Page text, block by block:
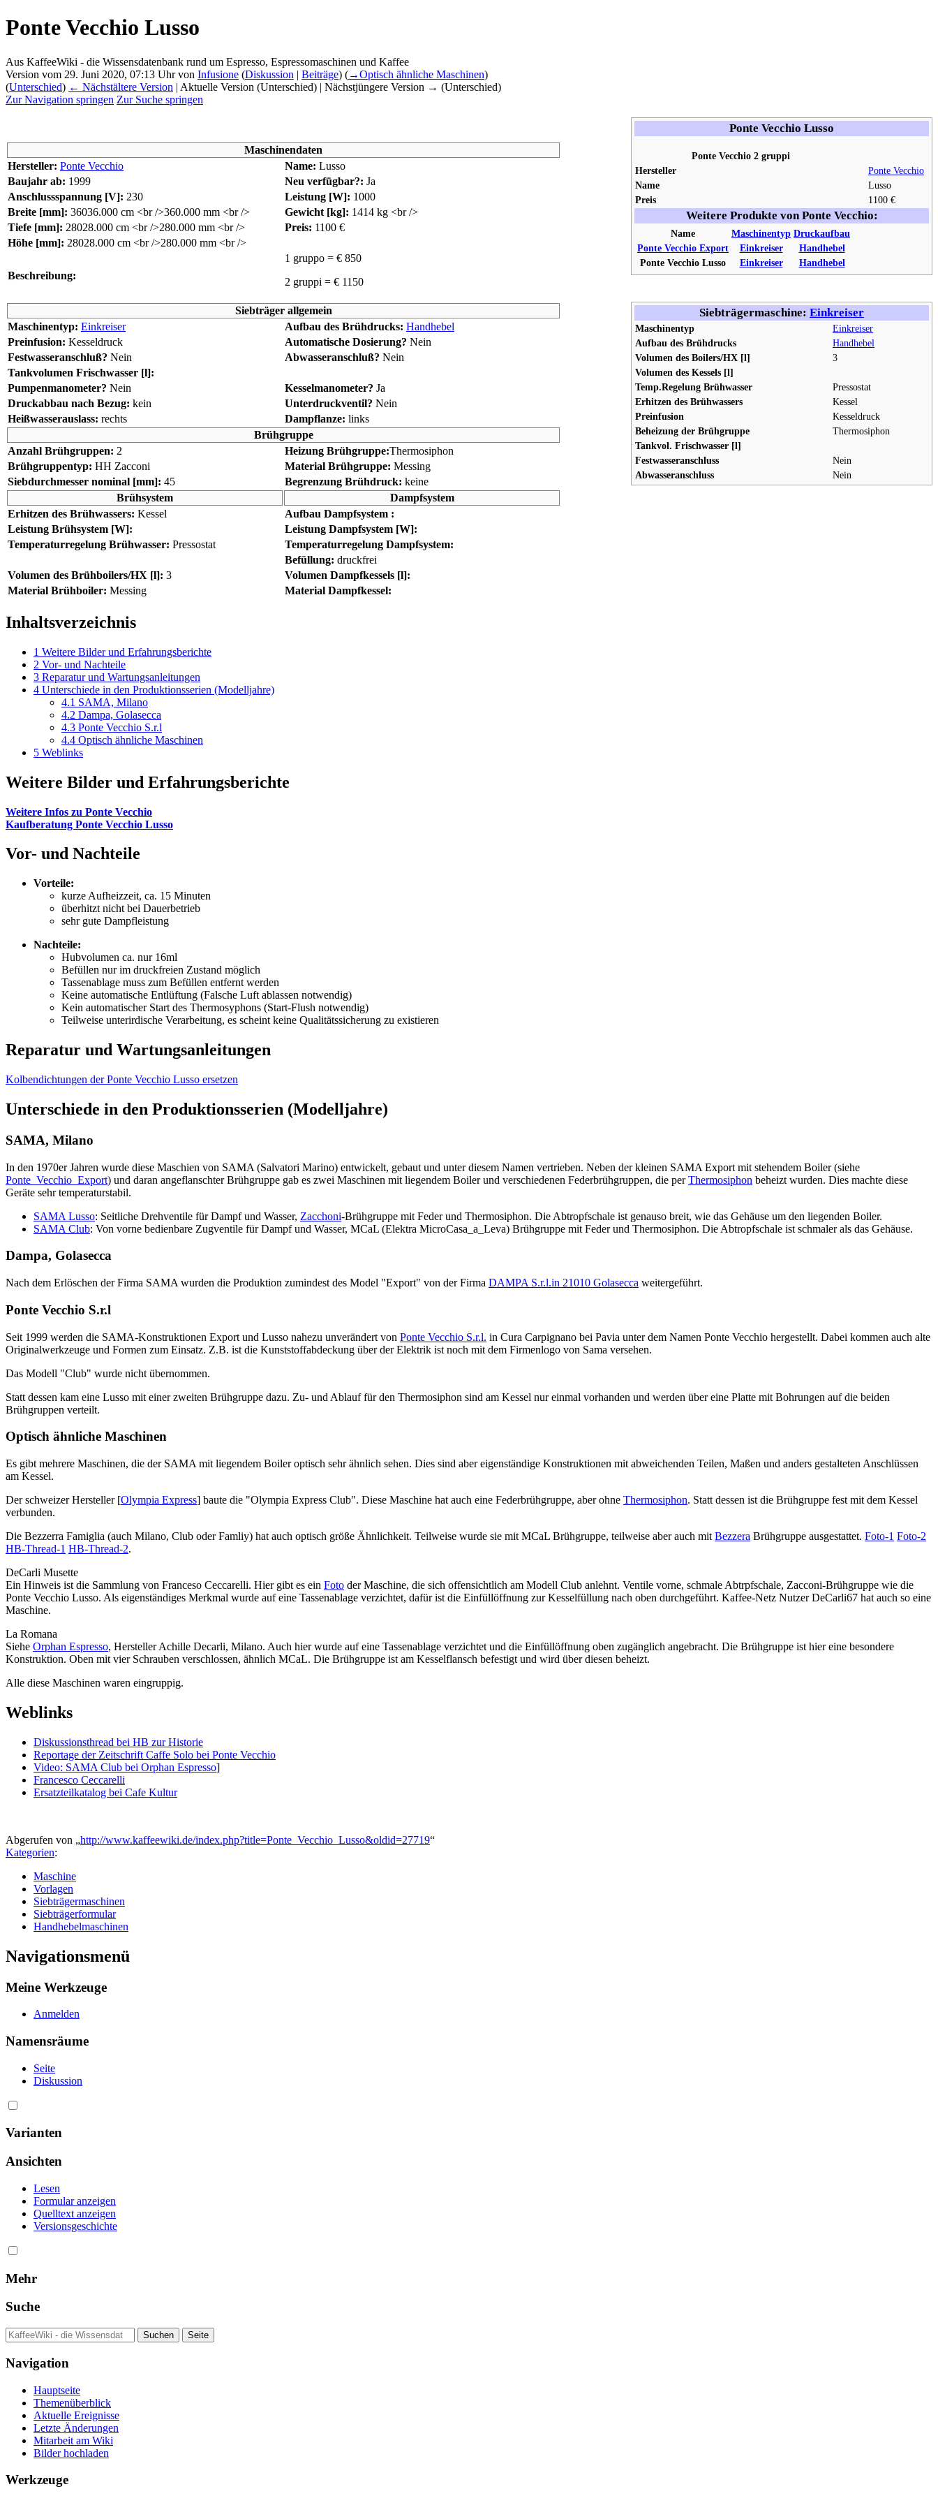
Ponte Vecchio Lusso
Aus KaffeeWiki - die Wissensdatenbank rund um Espresso, Espressomaschinen und Kaffee
Version vom 29. Juni 2020, 07:13 Uhr von Infusione (Diskussion | Beiträge) (→‎Optisch ähnliche Maschinen)
(Unterschied) ← Nächstältere Version | Aktuelle Version (Unterschied) | Nächstjüngere Version → (Unterschied)
Zur Navigation springen Zur Suche springen
Ponte Vecchio Lusso
Ponte Vecchio 2 gruppi
Hersteller
Ponte Vecchio
Name
Lusso
Preis
1100 €
Weitere Produkte von Ponte Vecchio:
Name Maschinentyp Druckaufbau
Ponte Vecchio Export
Einkreiser
Handhebel
Ponte Vecchio Lusso
Einkreiser Handhebel
Maschinendaten
Hersteller: Ponte Vecchio Name: Lusso
Baujahr ab: 1999 Neu verfügbar?: Ja
Anschlussspannung [V]: 230 Leistung [W]: 1000
Breite [mm]: 36036.000 cm <br />360.000 mm <br /> Gewicht [kg]: 1414 kg <br />
Tiefe [mm]: 28028.000 cm <br />280.000 mm <br /> Preis: 1100 €
Höhe [mm]: 28028.000 cm <br />280.000 mm <br />
Beschreibung:
1 gruppo = € 850
2 gruppi = € 1150
Siebträgermaschine: Einkreiser
Maschinentyp
Einkreiser
Aufbau des Brühdrucks
Handhebel
Volumen des Boilers/HX [l]
3
Volumen des Kessels [l]
Temp.Regelung Brühwasser
Pressostat
Erhitzen des Brühwassers
Kessel
Preinfusion
Kesseldruck
Beheizung der Brühgruppe
Thermosiphon
Tankvol. Frischwasser [l]
Festwasseranschluss
Nein
Abwasseranschluss
Nein
Siebträger allgemein
Maschinentyp: Einkreiser Aufbau des Brühdrucks: Handhebel
Preinfusion: Kesseldruck Automatische Dosierung? Nein
Festwasseranschluß? Nein Abwasseranschluß? Nein
Tankvolumen Frischwasser [l]:
Pumpenmanometer? Nein Kesselmanometer? Ja
Druckabbau nach Bezug: kein Unterdruckventil? Nein
Heißwasserauslass: rechts Dampflanze: links
Brühgruppe
Anzahl Brühgruppen: 2 Heizung Brühgruppe:Thermosiphon
Brühgruppentyp: HH Zacconi Material Brühgruppe: Messing
Siebdurchmesser nominal [mm]: 45 Begrenzung Brühdruck: keine
Brühsystem
Dampfsystem
Erhitzen des Brühwassers: Kessel
Aufbau Dampfsystem :
Leistung Brühsystem [W]:
Leistung Dampfsystem [W]:
Temperaturregelung Brühwasser: Pressostat
Temperaturregelung Dampfsystem:
Befüllung: druckfrei
Volumen des Brühboilers/HX [l]: 3
Volumen Dampfkessels [l]:
Material Brühboiler: Messing Material Dampfkessel:
Inhaltsverzeichnis
1 Weitere Bilder und Erfahrungsberichte
2 Vor- und Nachteile
3 Reparatur und Wartungsanleitungen
4 Unterschiede in den Produktionsserien (Modelljahre)
4.1 SAMA, Milano
4.2 Dampa, Golasecca
4.3 Ponte Vecchio S.r.l
4.4 Optisch ähnliche Maschinen
5 Weblinks
Weitere Bilder und Erfahrungsberichte
Weitere Infos zu Ponte Vecchio
Kaufberatung Ponte Vecchio Lusso
Vor- und Nachteile
Vorteile:
kurze Aufheizzeit, ca. 15 Minuten
überhitzt nicht bei Dauerbetrieb
sehr gute Dampfleistung
Nachteile:
Hubvolumen ca. nur 16ml
Befüllen nur im druckfreien Zustand möglich
Tassenablage muss zum Befüllen entfernt werden
Keine automatische Entlüftung (Falsche Luft ablassen notwendig)
Kein automatischer Start des Thermosyphons (Start-Flush notwendig)
Teilweise unterirdische Verarbeitung, es scheint keine Qualitätssicherung zu existieren
Reparatur und Wartungsanleitungen
Kolbendichtungen der Ponte Vecchio Lusso ersetzen
Unterschiede in den Produktionsserien (Modelljahre)
SAMA, Milano
In den 1970er Jahren wurde diese Maschien von SAMA (Salvatori Marino) entwickelt, gebaut und unter diesem Namen vertrieben. Neben der kleinen SAMA Export mit stehendem Boiler (siehe
Ponte_Vecchio_Export) und daran angeflanschter Brühgruppe gab es zwei Maschinen mit liegendem Boiler und verschiedenen Federbrühgruppen, die perThermosiphon beheizt wurden. Dies machte diese
Geräte sehr temperaturstabil.
SAMA Lusso: Seitliche Drehventile für Dampf und Wasser, Zacchoni-Brühgruppe mit Feder und Thermosiphon. Die Abtropfschale ist genauso breit, wie das Gehäuse um den liegenden Boiler.
SAMA Club: Von vorne bedienbare Zugventile für Dampf und Wasser, MCaL (Elektra MicroCasa_a_Leva) Brühgruppe mit Feder und Thermosiphon. Die Abtropfschale ist schmaler als das Gehäuse.
Dampa, Golasecca
Nach dem Erlöschen der Firma SAMA wurden die Produktion zumindest des Model "Export" von der Firma DAMPA S.r.l.in 21010 Golasecca weitergeführt.
Ponte Vecchio S.r.l
Seit 1999 werden die SAMA-Konstruktionen Export und Lusso nahezu unverändert von Ponte Vecchio S.r.l. in Cura Carpignano bei Pavia unter dem Namen Ponte Vecchio hergestellt. Dabei kommen auch alte
Originalwerkzeuge und Formen zum Einsatz. Z.B. ist die Kunststoffabdeckung über der Elektrik ist noch mit dem Firmenlogo von Sama versehen.
Das Modell "Club" wurde nicht übernommen.
Statt dessen kam eine Lusso mit einer zweiten Brühgruppe dazu. Zu- und Ablauf für den Thermosiphon sind am Kessel nur einmal vorhanden und werden über eine Platte mit Bohrungen auf die beiden
Brühgruppen verteilt.
Optisch ähnliche Maschinen
Es gibt mehrere Maschinen, die der SAMA mit liegendem Boiler optisch sehr ähnlich sehen. Dies sind aber eigenständige Konstruktionen mit abweichenden Teilen, Maßen und anders gestalteten Anschlüssen
am Kessel.
Der schweizer Hersteller [Olympia Express] baute die "Olympia Express Club". Diese Maschine hat auch eine Federbrühgruppe, aber ohne Thermosiphon. Statt dessen ist die Brühgruppe fest mit dem Kessel
verbunden.
Die Bezzerra Famiglia (auch Milano, Club oder Famliy) hat auch optisch größe Ähnlichkeit. Teilweise wurde sie mit MCaL Brühgruppe, teilweise aber auch mit Bezzera Brühgruppe ausgestattet. Foto-1 Foto-2
HB-Thread-1 HB-Thread-2.
DeCarli Musette
Ein Hinweis ist die Sammlung von Franceso Ceccarelli. Hier gibt es ein Foto der Maschine, die sich offensichtlich am Modell Club anlehnt. Ventile vorne, schmale Abtrpfschale, Zacconi-Brühgruppe wie die
Ponte Vecchio Lusso. Als eigenständiges Merkmal wurde auf eine Tassenablage verzichtet, dafür ist die Einfüllöffnung zur Kesselfüllung nach oben durchgeführt. Kaffee-Netz Nutzer DeCarli67 hat auch so eine
Maschine.
La Romana
Siehe Orphan Espresso, Hersteller Achille Decarli, Milano. Auch hier wurde auf eine Tassenablage verzichtet und die Einfüllöffnung oben zugänglich angebracht. Die Brühgruppe ist hier eine besondere
Konstruktion. Oben mit vier Schrauben verschlossen, ähnlich MCaL. Die Brühgruppe ist am Kesselflansch befestigt und wird über diesen beheizt.
Alle diese Maschinen waren eingruppig.
Weblinks
Diskussionsthread bei HB zur Historie
Reportage der Zeitschrift Caffe Solo bei Ponte Vecchio
Video: SAMA Club bei Orphan Espresso]
Francesco Ceccarelli
Ersatzteilkatalog bei Cafe Kultur
Abgerufen von „http://www.kaffeewiki.de/index.php?title=Ponte_Vecchio_Lusso&oldid=27719“
Kategorien:
Maschine
Vorlagen
Siebträgermaschinen
Siebträgerformular
Handhebelmaschinen
Navigationsmenü
Meine Werkzeuge
Anmelden
Namensräume
Seite
Diskussion
Varianten
Ansichten
Lesen
Formular anzeigen
Quelltext anzeigen
Versionsgeschichte
Mehr
Suche
Navigation
Hauptseite
Themenüberblick
Aktuelle Ereignisse
Letzte Änderungen
Mitarbeit am Wiki
Bilder hochladen
Werkzeuge